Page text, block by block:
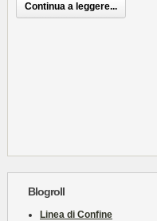
Continua a leggere...
Blogroll
Linea di Confine